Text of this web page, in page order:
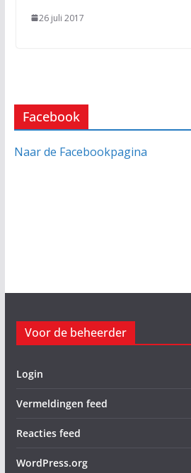
26 juli 2017
Facebook
Naar de Facebookpagina
Voor de beheerder
Login
Vermeldingen feed
Reacties feed
WordPress.org